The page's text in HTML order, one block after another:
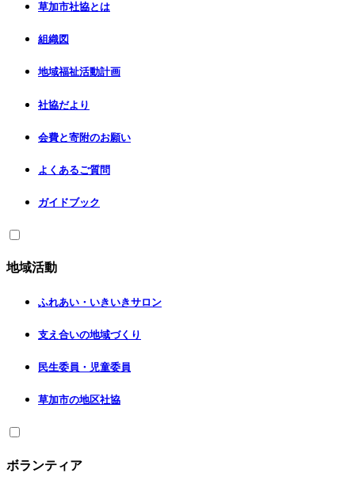
草加市社協とは
組織図
地域福祉活動計画
社協だより
会費と寄附のお願い
よくあるご質問
ガイドブック
地域活動
ふれあい・いきいきサロン
支え合いの地域づくり
民生委員・児童委員
草加市の地区社協
ボランティア